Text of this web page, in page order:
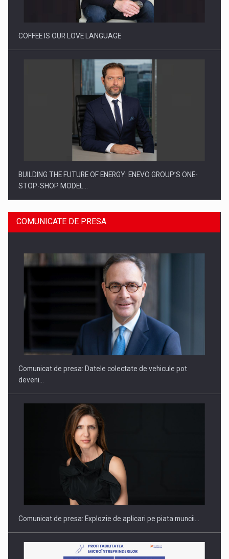
Proteinmaxxing and the Future of Protein Demand
COFFEE IS OUR LOVE LANGUAGE
BUILDING THE FUTURE OF ENERGY: ENEVO GROUP’S ONE-
STOP-SHOP MODEL…
ROOTED IN ROMANIA, BUILT TO DELIVER TECHNOLOGY FOR
PUTTING ROMANIAN CORPORATE COMPANIES ON THE
INTERNATIONAL BUSINESS SCENE
COMUNICATE DE PRESA
Comunicat de presa: Datele colectate de vehicule pot
deveni…
Comunicat de presa: Explozie de aplicari pe piata muncii…